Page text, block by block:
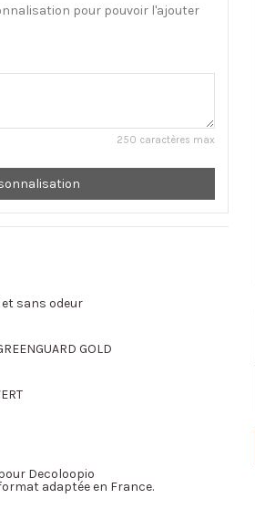
pour pouvoir l'ajouter
250 caractères max
sans odeur
GOLD
Decoloopio
adaptée en France.